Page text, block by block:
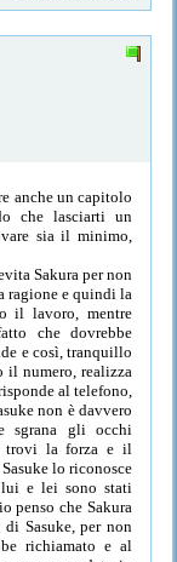
anche un capitolo
che lasciarti un
sia il minimo,
Sakura per non
ragione e quindi la
il lavoro, mentre
che dovrebbe
e così, tranquillo
il numero, realizza
al telefono,
non è davvero
sgrana gli occhi
trovi la forza e il
lo riconosce
e lei sono stati
penso che Sakura
Sasuke, per non
richiamato e al